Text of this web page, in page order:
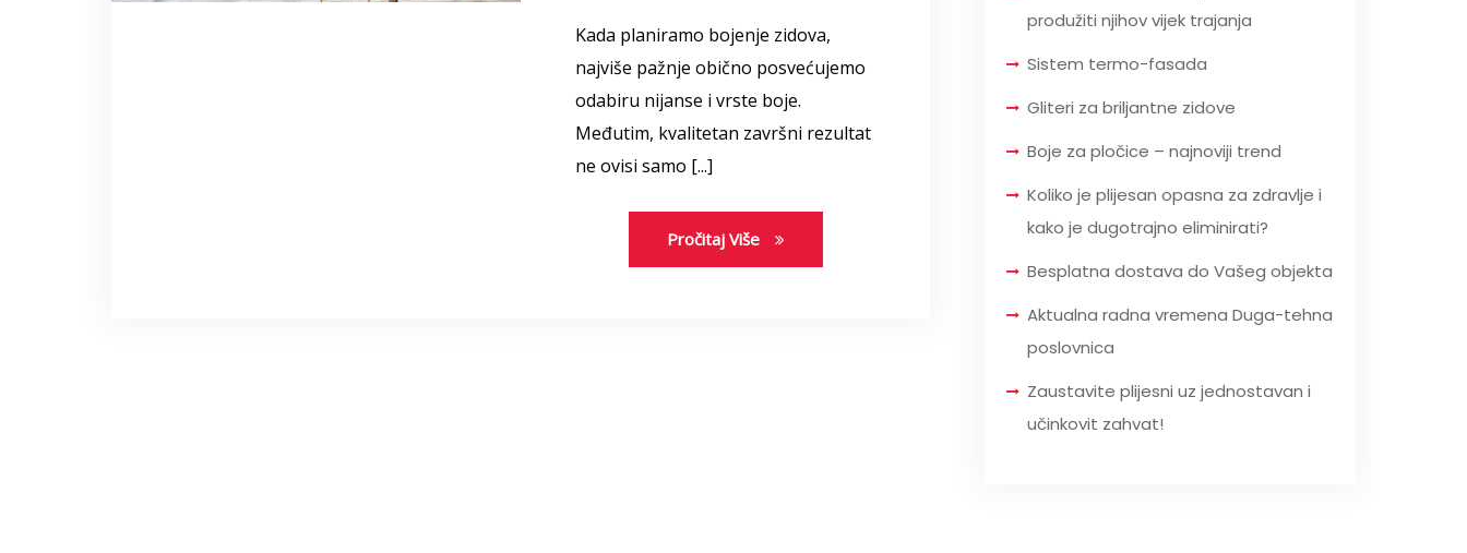
Kada planiramo bojenje zidova,
najviše pažnje obično posvećujemo
odabiru nijanse i vrste boje.
Međutim, kvalitetan završni rezultat
ne ovisi samo [...]
Pročitaj Više
produžiti njihov vijek trajanja
Sistem termo-fasada
Gliteri za briljantne zidove
Boje za pločice – najnoviji trend
Koliko je plijesan opasna za zdravlje i
kako je dugotrajno eliminirati?
Besplatna dostava do Vašeg objekta
Aktualna radna vremena Duga-tehna
poslovnica
Zaustavite plijesni uz jednostavan i
učinkovit zahvat!